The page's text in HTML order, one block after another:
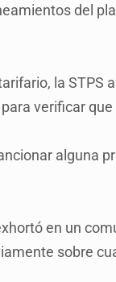
del
la STPS
verificar
alguna
en un
sobre